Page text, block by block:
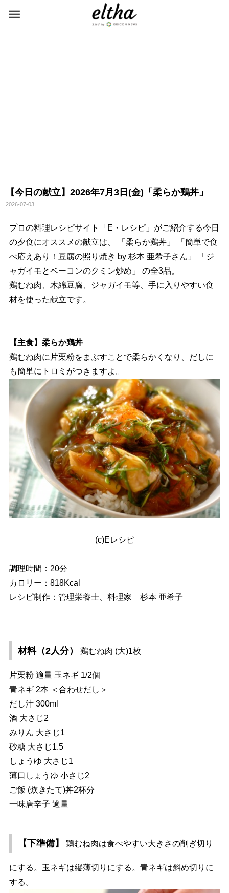
【今日の献立】2026年7月3日(金)「柔らか鶏丼」
2026-07-03
プロの料理レシピサイト「E・レシピ」がご紹介する今日
の夕食にオススメの献立は、 「柔らか鶏丼」 「簡単で食
べ応えあり！豆腐の照り焼き by 杉本 亜希子さん」 「ジ
ャガイモとベーコンのクミン炒め」 の全3品。
鶏むね肉、木綿豆腐、ジャガイモ等、手に入りやすい食
材を使った献立です。
【主食】柔らか鶏丼
鶏むね肉に片栗粉をまぶすことで柔らかくなり、だしに
も簡単にトロミがつきますよ。
(c)Eレシピ
調理時間：20分
カロリー：818Kcal
レシピ制作：管理栄養士、料理家 杉本 亜希子
材料（2人分） 鶏むね肉 (大)1枚
片栗粉 適量 玉ネギ 1/2個
青ネギ 2本 ＜合わせだし＞
だし汁 300ml
酒 大さじ2
みりん 大さじ1
砂糖 大さじ1.5
しょうゆ 大さじ1
薄口しょうゆ 小さじ2
ご飯 (炊きたて)丼2杯分
一味唐辛子 適量
【下準備】 鶏むね肉は食べやすい大きさの削ぎ切り
にする。玉ネギは縦薄切りにする。青ネギは斜め切りに
する。